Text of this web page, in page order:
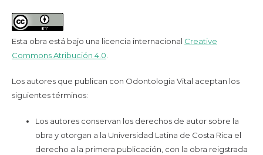
Esta obra está bajo una licencia internacional Creative
Commons Atribución 4.0
Los autores que publican con Odontologia Vital aceptan los
siguientes términos:
Los autores conservan los derechos de autor sobre la
obra y otorgan a la Universidad Latina de Costa Rica el
derecho a la primera publicación, con la obra reigstrada